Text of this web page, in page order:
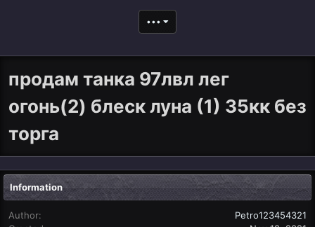
•••
продам танка 97лвл лег
огонь(2) блеск луна (1) 35кк без
торга
Information
Author
Petro123454321